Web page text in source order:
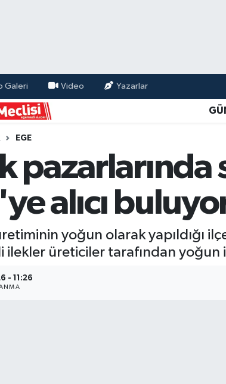
Galeri Video Yazarlar
EGE
alıcı
yoğun olarak yapıldığı
ilekler üreticiler tarafından yoğun
- 11:26